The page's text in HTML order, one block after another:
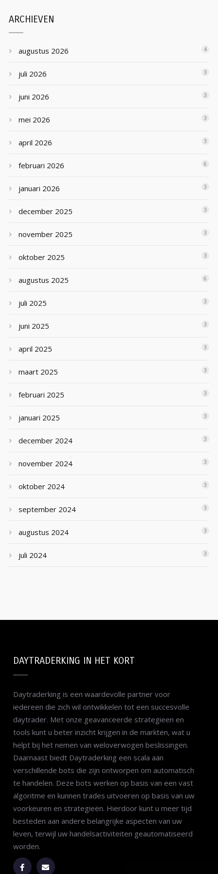
ARCHIEVEN
augustus 2026 4
juli 2026 3
juni 2026 3
mei 2026 3
april 2026 3
februari 2026 6
januari 2026 3
december 2025 3
november 2025 3
oktober 2025 3
augustus 2025 6
juli 2025 3
juni 2025 3
april 2025 3
maart 2025 3
februari 2025 3
januari 2025 3
december 2024 3
november 2024 3
oktober 2024 3
september 2024 3
augustus 2024 3
juli 2024 3
DAYTRADERKING IN HET KORT
Daytraderking is een waardevolle partner voor
iedereen die zich wil ontwikkelen tot een succesvolle
daytrader. Met onze geavanceerde strategieen en
tools kunt u beter inzicht krijgen in de markten, wat u
helpt bij het nemen van weloverwogen beslissingen.
Daarnaast biedt Daytraderking een scala aan
verschillende bots die zijn ontworpen om automatisch
te handelen. Deze bots werken op basis van een vast
algoritme en kunnen trades uitvoeren op basis van uw
voorkeuren en strategieën. Hierdoor kunt u meer tijd
besteden aan andere belangrijke aspecten van uw
leven, terwijl uw handelsactiviteiten geautomatiseerd
worden.